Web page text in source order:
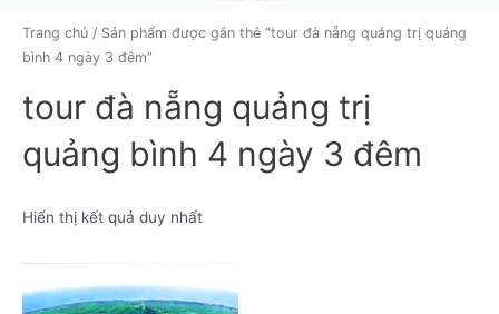
Trang chủ / Sản phẩm được gắn thẻ “tour đà nẵng quảng trị quảng
bình 4 ngày 3 đêm”
tour đà nẵng quảng trị
quảng bình 4 ngày 3 đêm
Hiển thị kết quả duy nhất